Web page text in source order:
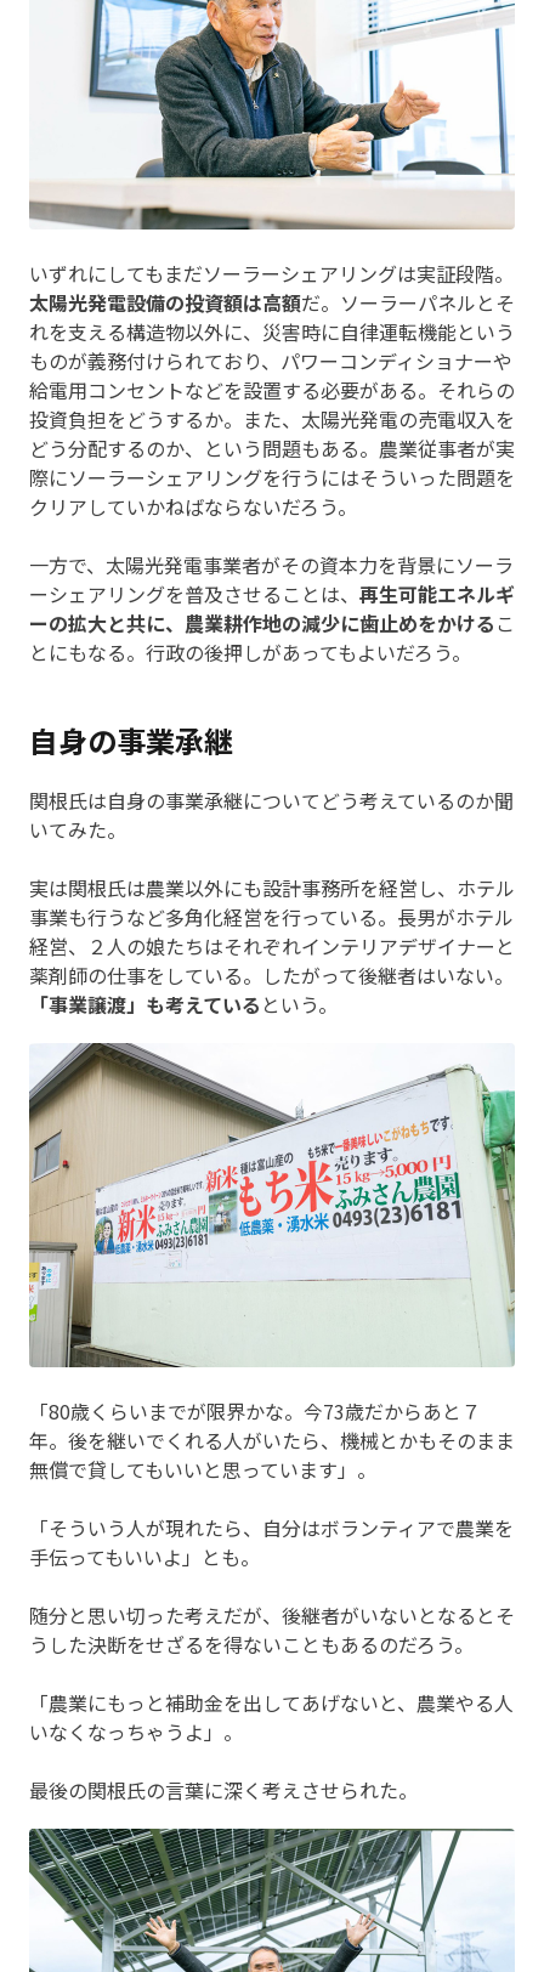
いずれにしてもまだソーラーシェアリングは実証段階。
太陽光発電設備の投資額は高額だ。ソーラーパネルとそ
れを支える構造物以外に、災害時に自律運転機能という
ものが義務付けられており、パワーコンディショナーや
給電用コンセントなどを設置する必要がある。それらの
投資負担をどうするか。また、太陽光発電の売電収入を
どう分配するのか、という問題もある。農業従事者が実
際にソーラーシェアリングを行うにはそういった問題を
クリアしていかねばならないだろう。
一方で、太陽光発電事業者がその資本力を背景にソーラ
ーシェアリングを普及させることは、 再生可能エネルギ
ーの拡大と共に、農業耕作地の減少に歯止めをかける こ
とにもなる。行政の後押しがあってもよいだろう。
自身の事業承継
関根氏は自身の事業承継についてどう考えているのか聞
いてみた。
実は関根氏は農業以外にも設計事務所を経営し、ホテル
事業も行うなど多角化経営を行っている。長男がホテル
経営、２人の娘たちはそれぞれインテリアデザイナーと
薬剤師の仕事をしている。したがって後継者はいない。
「事業譲渡」も考えている という。
「80歳くらいまでが限界かな。今73歳だからあと７
年。後を継いでくれる人がいたら、機械とかもそのまま
無償で貸してもいいと思っています」。
「そういう人が現れたら、自分はボランティアで農業を
手伝ってもいいよ」とも。
随分と思い切った考えだが、後継者がいないとなるとそ
うした決断をせざるを得ないこともあるのだろう。
「農業にもっと補助金を出してあげないと、農業やる人
いなくなっちゃうよ」。
最後の関根氏の言葉に深く考えさせられた。